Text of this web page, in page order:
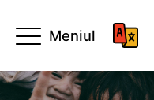
Meniul